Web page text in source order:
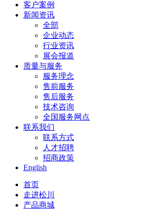
客户案例
新闻资讯
全部
企业动态
行业资讯
展会报道
质量与服务
服务理念
售前服务
售后服务
技术咨询
全国服务网点
联系我们
联系方式
人才招聘
招商政策
English
首页
走进松川
产品商城